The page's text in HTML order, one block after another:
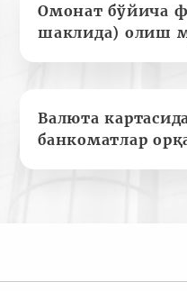
Омонат бўйича
шаклида) олиш
Валюта
банкоматлар